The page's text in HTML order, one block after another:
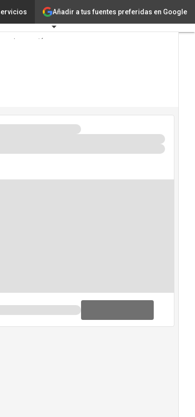
Añadir a tus fuentes preferidas en Google
Tecnología
Innovación
2026